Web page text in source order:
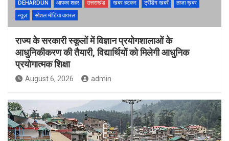
DEHARDUN आपका शहर उत्तराखंड खबर हटकर ट्रेंडिंग खबरें
ताज़ा ख़बर
न्यूज़
सोशल मीडिया वायरल
राज्य के सरकारी स्कूलों में विज्ञान प्रयोगशालाओं के
आधुनिकीकरण की तैयारी, विद्यार्थियों को मिलेगी आधुनिक
प्रयोगात्मक शिक्षा
August 6, 2026 admin